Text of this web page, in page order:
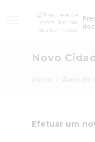
Novo
Efetuar um